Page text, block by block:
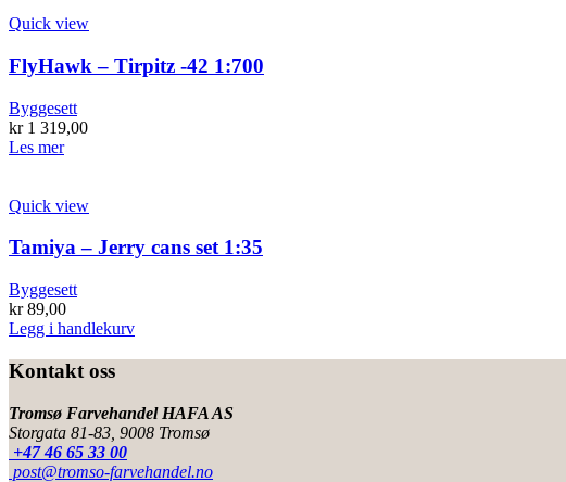
Quick view
FlyHawk – Tirpitz -42 1:700
Byggesett
kr1 319,00
Les mer
Quick view
Tamiya – Jerry cans set 1:35
Byggesett
kr89,00
Legg i handlekurv
Kontakt oss
Tromsø Farvehandel HAFA AS
Storgata 81-83, 9008 Tromsø
+47 46 65 33 00
post@tromso-farvehandel.no